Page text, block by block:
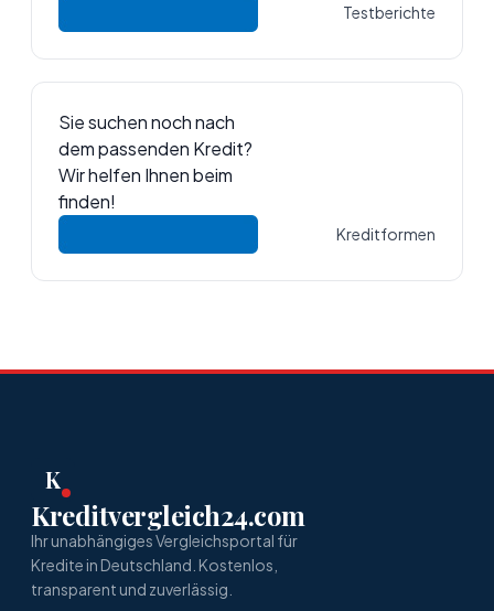
Testberichte
Sie suchen noch nach
dem passenden Kredit?
Wir helfen Ihnen beim
finden!
Kreditformen
K
Kreditvergleich24.com
Ihr unabhängiges Vergleichsportal für
Kredite in Deutschland. Kostenlos,
transparent und zuverlässig.